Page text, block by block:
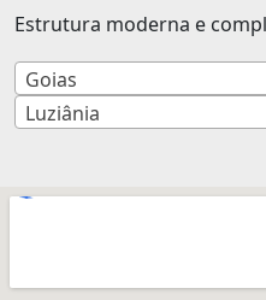
Estrutura moderna e
Goias
Luziânia